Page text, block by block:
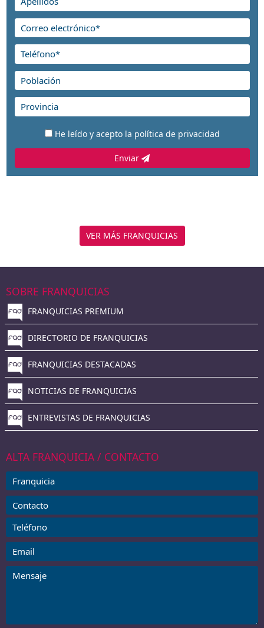
He leído y acepto la política de privacidad
Enviar
VER MÁS FRANQUICIAS
SOBRE FRANQUICIAS
FRANQUICIAS PREMIUM
DIRECTORIO DE FRANQUICIAS
FRANQUICIAS DESTACADAS
NOTICIAS DE FRANQUICIAS
ENTREVISTAS DE FRANQUICIAS
ALTA FRANQUICIA / CONTACTO